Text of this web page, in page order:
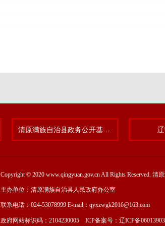
Copyright © 2020 www.qingyuan.gov.cn All Rights Reserved. 清
主办单位：清原满族自治县人民政府办公室
联系电话：024-53078999 E-mail：qyxzwgk2016@163.com
政府网站标识码：2104230005 ICP备案号： 辽ICP备